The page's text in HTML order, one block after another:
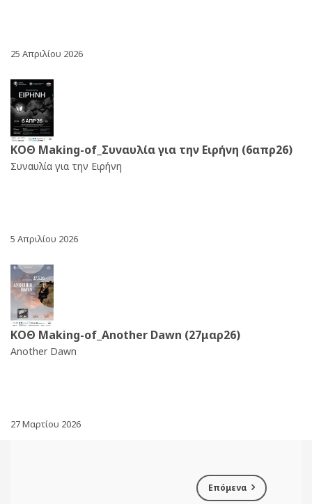
25 Απριλίου 2026
ΚΟΘ Making-of_Συναυλία για την Ειρήνη (6απρ26)
Συναυλία για την Ειρήνη
5 Απριλίου 2026
ΚΟΘ Making-of_Another Dawn (27μαρ26)
Another Dawn
27 Μαρτίου 2026
Επόμενα